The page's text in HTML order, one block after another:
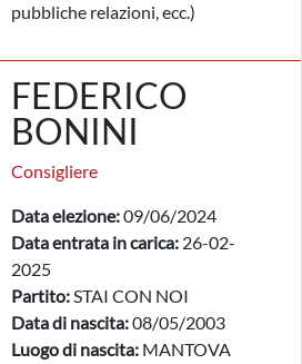
pubbliche relazioni, ecc.)
FEDERICO
BONINI
Consigliere
Data elezione:09/06/2024
Data entrata in carica: 26-02-
2025
Partito:STAI CON NOI
Data di nascita:08/05/2003
Luogo di nascita: MANTOVA